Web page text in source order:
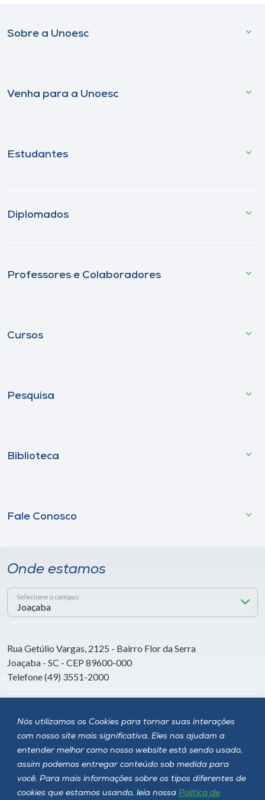
Nós utilizamos os Cookies para tornar suas interações
com nosso site mais significativa. Eles nos ajudam a
entender melhor como nosso website está sendo usado,
assim podemos entregar conteúdo sob medida para
você. Para mais informações sobre os tipos diferentes de
cookies que estamos usando, leia nossa Política de
Sobre a Unoesc
Venha para a Unoesc
Estudantes
Diplomados
Professores e Colaboradores
Cursos
Pesquisa
Biblioteca
Fale Conosco
Onde estamos
Selecione o campus
Rua Getúlio Vargas, 2125 - Bairro Flor da Serra
Joaçaba - SC - CEP 89600-000
Telefone (49) 3551-2000
Siga a Unoesc